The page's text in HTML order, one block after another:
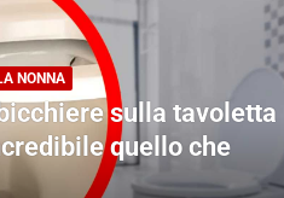
NONNA
sulla tavoletta
quello che